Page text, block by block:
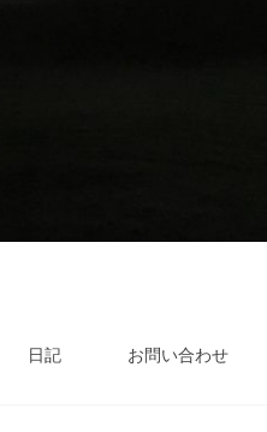
日記 お問い合わせ